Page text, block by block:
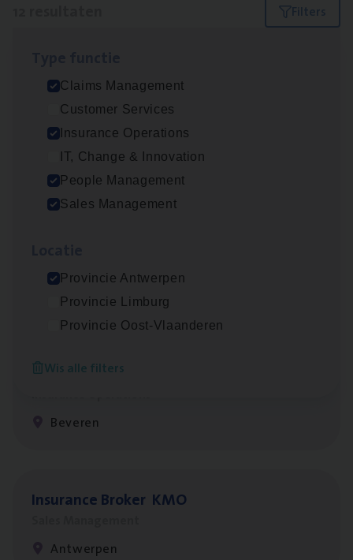
Filters
Claims Management
Customer Services
Insurance Operations
IT, Change & Innovation
People Management
Sales Management
Provincie Antwerpen
Provincie Limburg
Provincie Oost-Vlaanderen
Wis alle filters
Dos­sier­be­heer­der ver­ze­ke­rin­gen — Soci­al
Pro­fit en Public
Insurance Operations
Antwerpen
Antwerpen
Benefits
Beveren
Insu­ran­ce Bro­ker KMO
Antwerpen